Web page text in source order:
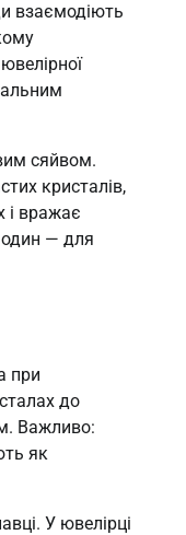
взаємодіють
сяйвом.
кристалів,
і вражає
один — для
при
до
Важливо:
як
У ювелірці